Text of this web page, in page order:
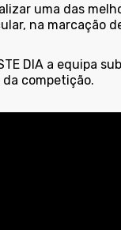
uma das
na marcação
DIA a equipa
competição.